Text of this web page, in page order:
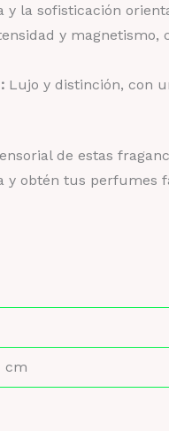
y la sofisticación
y magnetismo,
Lujo y distinción, con
de estas
y obtén tus perfumes
cm